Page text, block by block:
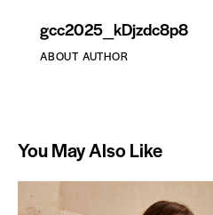
gcc2025_kDjzdc8p8
ABOUT AUTHOR
You May Also Like